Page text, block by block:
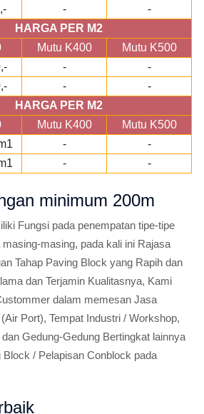
- -
HARGA PER M2
Mutu K400
Mutu K500
-
-
- -
HARGA PER M2
Mutu K400
Mutu K500
-
-
- -
minimum 200m
Fungsi pada penempatan tipe-tipe
masing, pada kali ini Rajasa
Tahap Paving Block yang Rapih dan
dan Terjamin Kualitasnya, Kami
dalam memesan Jasa
Port), Tempat Industri / Workshop,
Gedung-Gedung Bertingkat lainnya
/ Pelapisan Conblock pada